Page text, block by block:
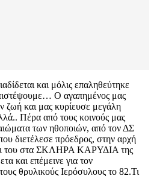
και μόλις επαληθεύτηκε
Ο αγαπημένος μας
ζωή και μας κυρίευσε μεγάλη
Πέρα από τους κοινούς μας
των ηθοποιών, από τον ΔΣ
διετέλεσε πρόεδρος, στην αρχή
του στα ΣΚΛΗΡΑ ΚΑΡΥΔΙΑ της
και επέμεινε για τον
θρυλικούς Ιερόσυλους το 82.Τι